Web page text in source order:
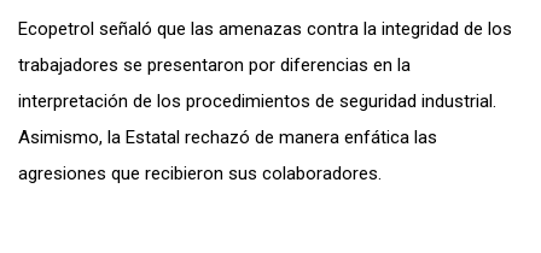
Ecopetrol señaló que las amenazas contra la integridad de los
trabajadores se presentaron por diferencias en la
interpretación de los procedimientos de seguridad industrial.
Asimismo, la Estatal rechazó de manera enfática las
agresiones que recibieron sus colaboradores.